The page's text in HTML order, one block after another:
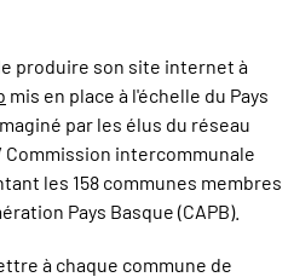
produire son site internet à
mis en place à l'échelle du Pays
par les élus du réseau
intercommunale
les 158 communes membres
Pays Basque (CAPB).
à chaque commune de